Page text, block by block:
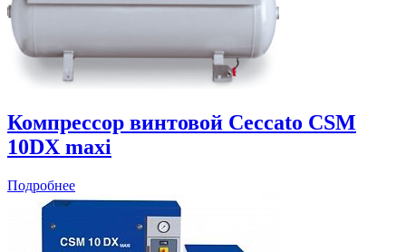
Компрессор винтовой Ceccato CSM
10DX maxi
Подробнее